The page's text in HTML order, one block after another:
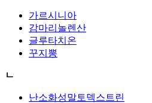
가르시니아
감마리놀렌산
글루타치온
꾸지뽕
ㄴ
난소화성말토덱스트린